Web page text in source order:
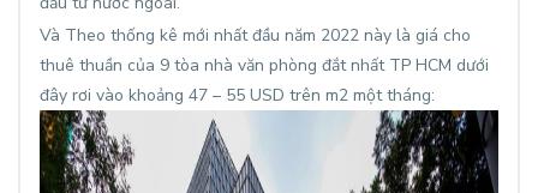
Và Theo thống kê mới nhất đầu năm 2022 này là giá cho
thuê thuần của 9 tòa nhà văn phòng đắt nhất TP HCM dưới
đây rơi vào khoảng 47 – 55 USD trên m2 một tháng: